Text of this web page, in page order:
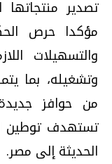
تصدير
مؤكدا حرص
والتسهيلات
وتشغيله، بما
من حوافز
تستهدف توطين
الحديثة إلى مصر.